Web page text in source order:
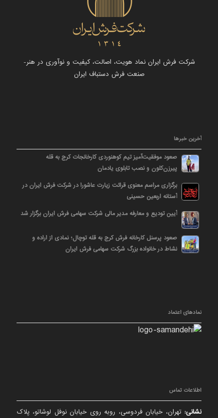
شرکت فرش ایران نماد هویت، اصالت، کیفیت و نوآوری در هنر-
صنعت فرش دستباف ایران
آخرین خبرها
صعود موفقیت‌آمیز تیم کوهنوردی کارخانجات کرج به قله
پیرزن‌کلون و نصب تابلوی یادمان
برگزاری مراسم معنوی قرائت زیارت عاشورا در شرکت فرش ایران در
آستانه اربعین حسینی
آیین تودیع و معارفه مدیر مالی شرکت سهامی فرش ایران برگزار شد
صعود پرسنل کارخانه فرش کرج به قله توچال؛ نمادی از اراده و
نشاط در خانواده بزرگ شرکت سهامی فرش ایران
نمادهای اعتماد
اطلاعات تماس
نشانی: تهران، خیابان فردوسی، روبه روی خیابان نوفل لوشاتو، پلاک